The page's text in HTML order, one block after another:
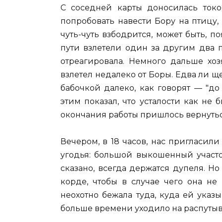
С соседней карты доносилась
попробовать навести Бору на
чуть-чуть взбодрится, может быть,
пути взлетели один за другим два
отреагировала. Немного дальше
взлетел недалеко от Боры. Едва ли
бабочкой далеко, как говорят —
этим показал, что усталости как не
окончания работы пришлось
Вечером, в 18 часов, нас пригласили
угодья: большой выкошенный
сказано, всегда держатся дупеля.
корде, чтобы в случае чего она не
неохотно бежала туда, куда ей
больше времени уходило на